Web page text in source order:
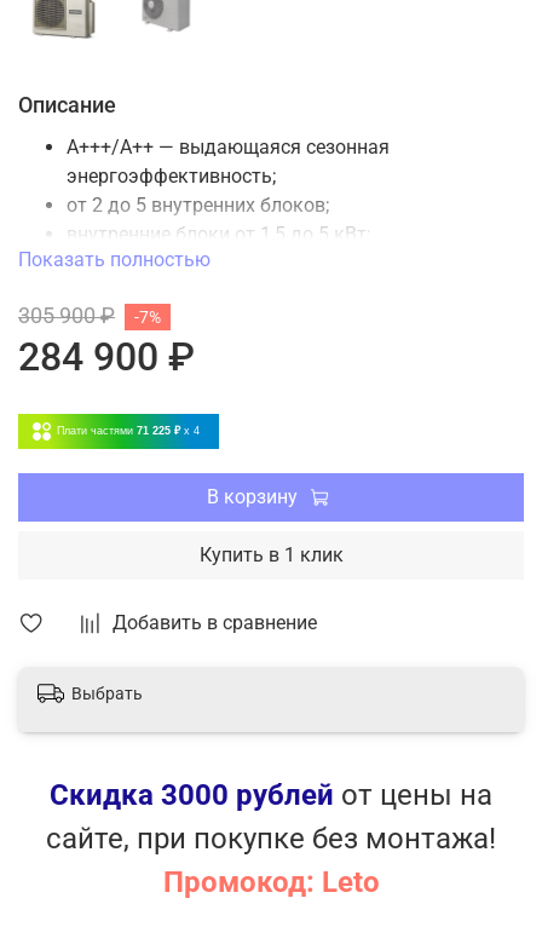
Добавить в сравнение
Описание
A+++/A++ — выдающаяся сезонная
энергоэффективность;
от 2 до 5 внутренних блоков;
внутренние блоки от 1,5 до 5 кВт;
нагрев при низких температурах - до -15°С;
усиленная шумоизоляция компрессора
Показать полностью
305 900 ₽
284 900 ₽
-7%
Плати частями 71 225 ₽ x 4
В корзину
Купить в 1 клик
Выбрать
Скидка 3000 рублей от цены на
сайте, при покупке без монтажа!
Промокод: Leto